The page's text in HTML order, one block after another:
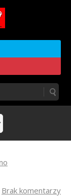
Brak komentarzy